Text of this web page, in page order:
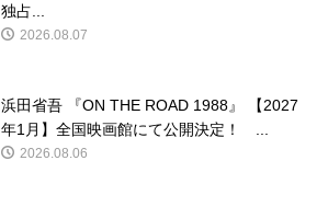
独占...
2026.08.07
浜田省吾 『ON THE ROAD 1988』 【2027
年1月】全国映画館にて公開決定！ ...
2026.08.06